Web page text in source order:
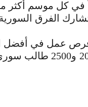
منذ عام 2015 إلى النهائي
فرص عمل في أفضل
وكشف عن وجود 9 مسابقات